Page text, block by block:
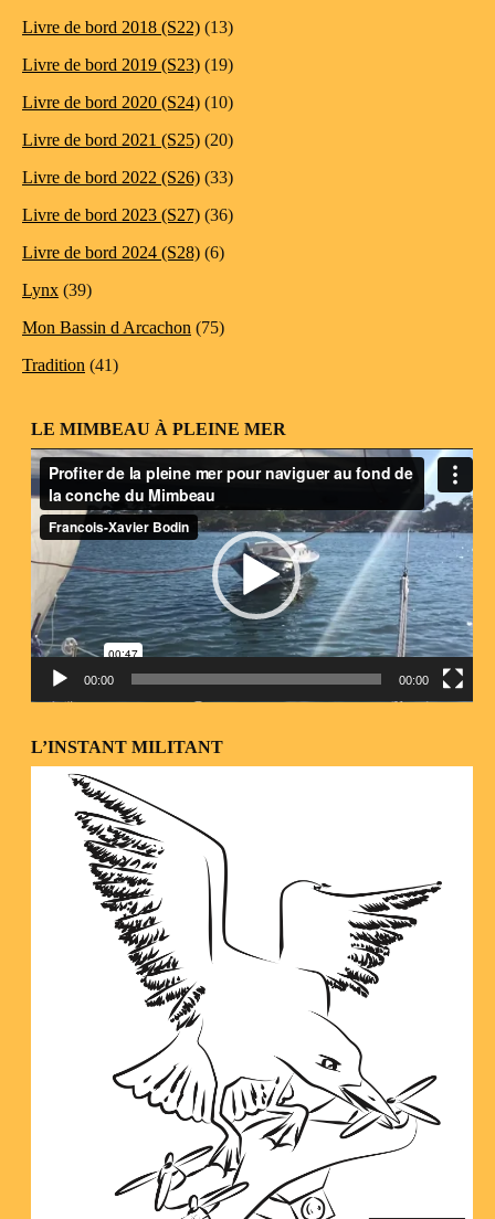
Livre de bord 2018 (S22) (13)
Livre de bord 2019 (S23) (19)
Livre de bord 2020 (S24) (10)
Livre de bord 2021 (S25) (20)
Livre de bord 2022 (S26) (33)
Livre de bord 2023 (S27) (36)
Livre de bord 2024 (S28) (6)
Lynx (39)
Mon Bassin d Arcachon (75)
Tradition (41)
LE MIMBEAU À PLEINE MER
Lecteur
vidéo
00:00 00:00
L’INSTANT MILITANT